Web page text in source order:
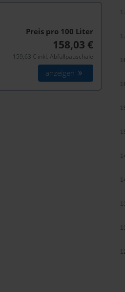
Preis pro 100 Liter
158,03 €
159,63 € inkl. Abfüllpauschale
anzeigen